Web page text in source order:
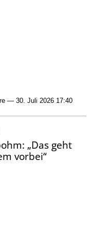
— 30. Juli 2026 17:40
„Das geht
vorbei“